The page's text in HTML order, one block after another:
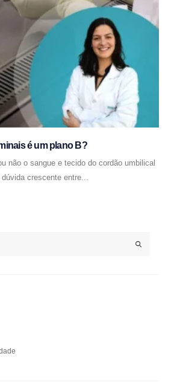
é um plano B?
não o sangue e tecido do cordão umbilical
crescente entre...